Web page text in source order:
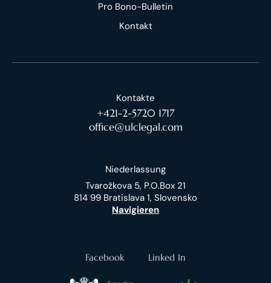
Pro Bono-Bulletin
Kontakt
Kontakte
+421-2-5720 1717
office@ulclegal.com
Niederlassung
Tvarožkova 5, P.O.Box 21
814 99 Bratislava 1, Slovensko
Navigieren
Facebook Linked In